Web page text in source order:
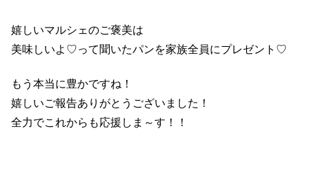
嬉しいマルシェのご褒美は
美味しいよ♡って聞いたパンを家族全員にプレゼント♡
もう本当に豊かですね！
嬉しいご報告ありがとうございました！
全力でこれからも応援しま～す！！